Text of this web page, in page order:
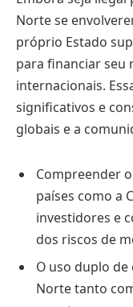
Norte se
próprio Estado
para financiar seu
internacionais.
significativos e
globais e a
Compreender
países como a
investidores e
dos riscos de
O uso duplo
Norte tanto